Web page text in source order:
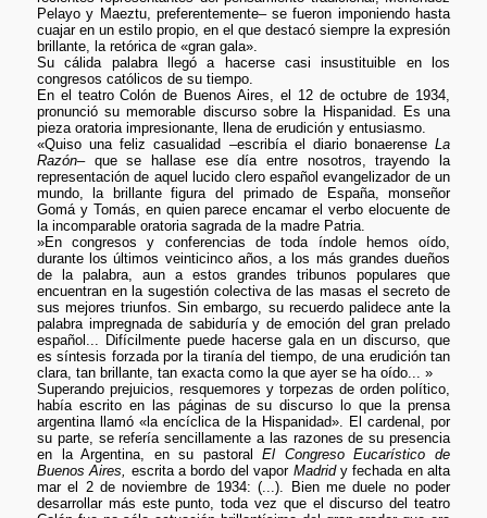
Pelayo y Maeztu, preferentemente– se fueron imponiendo hasta
cuajar en un estilo propio, en el que destacó siempre la expresión
brillante, la retórica de «gran gala».
Su cálida palabra llegó a hacerse casi insustituible en los
congresos católicos de su tiempo.
En el teatro Colón de Buenos Aires, el 12 de octubre de 1934,
pronunció su memorable discurso sobre la Hispanidad. Es una
pieza oratoria impresionante, llena de erudición y entusiasmo.
«Quiso una feliz casualidad –escribía el diario bonaerenseLa
Razón– que se hallase ese día entre nosotros, trayendo la
representación de aquel lucido clero español evangelizador de un
mundo, la brillante figura del primado de España, monseñor
Gomá y Tomás, en quien parece encamar el verbo elocuente de
la incomparable oratoria sagrada de la madre Patria.
»En congresos y conferencias de toda índole hemos oído,
durante los últimos veinticinco años, a los más grandes dueños
de la palabra, aun a estos grandes tribunos populares que
encuentran en la sugestión colectiva de las masas el secreto de
sus mejores triunfos. Sin embargo, su recuerdo palidece ante la
palabra impregnada de sabiduría y de emoción del gran prelado
español... Difícilmente puede hacerse gala en un discurso, que
es síntesis forzada por la tiranía del tiempo, de una erudición tan
clara, tan brillante, tan exacta como la que ayer se ha oído... »
Superando prejuicios, resquemores y torpezas de orden político,
había escrito en las páginas de su discurso lo que la prensa
argentina llamó «la encíclica de la Hispanidad». El cardenal, por
su parte, se refería sencillamente a las razones de su presencia
en la Argentina, en su pastoralEl Congreso Eucarístico de
Buenos Aires, escrita a bordo del vapor Madridy fechada en alta
mar el 2 de noviembre de 1934: (...). Bien me duele no poder
desarrollar más este punto, toda vez que el discurso del teatro